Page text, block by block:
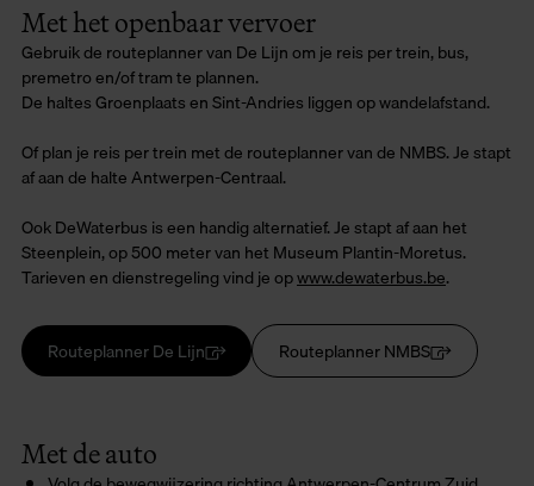
Met het openbaar vervoer
Gebruik de routeplanner van De Lijn om je reis per trein, bus,
premetro en/of tram te plannen.
De haltes Groenplaats en Sint-Andries liggen op wandelafstand.
Of plan je reis per trein met de routeplanner van de NMBS. Je stapt
af aan de halte Antwerpen-Centraal.
Ook DeWaterbus is een handig alternatief. Je stapt af aan het
Steenplein, op 500 meter van het Museum Plantin-Moretus.
Tarieven en dienstregeling vind je opwww.dewaterbus.be.
Routeplanner De Lijn Routeplanner NMBS
Met de auto